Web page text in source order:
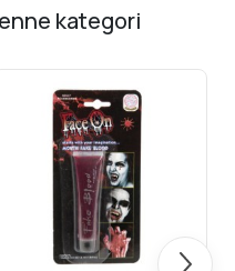
kategori
Næste